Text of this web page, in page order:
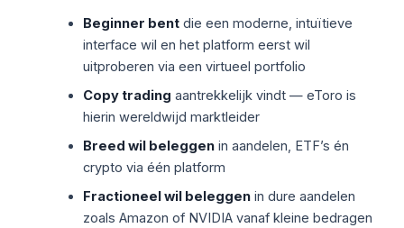
Beginner bentdie een moderne, intuïtieve
interface wil en het platform eerst wil
uitproberen via een virtueel portfolio
Copy trading aantrekkelijk vindt — eToro is
hierin wereldwijd marktleider
Breed wil beleggenin aandelen, ETF’s én
crypto via één platform
Fractioneel wil beleggenin dure aandelen
zoals Amazon of NVIDIA vanaf kleine bedragen